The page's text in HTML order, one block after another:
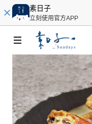
素日子
立刻使用官方APP